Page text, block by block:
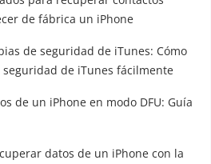
de fábrica un iPhone
de seguridad de iTunes: Cómo
de iTunes fácilmente
de un iPhone en modo DFU: Guía
datos de un iPhone con la